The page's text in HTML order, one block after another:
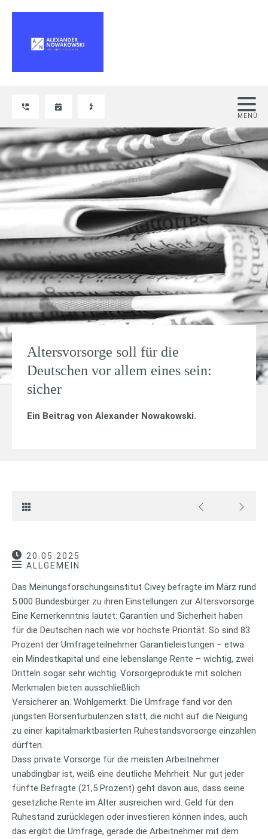
Altersvorsorge soll für die
Deutschen vor allem eines sein:
sicher
Ein Beitrag von Alexander Nowakowski.
20.05.2025
ALLGEMEIN
Das Meinungsforschungsinstitut Civey befragte im März rund
5.000 Bundesbürger zu ihren Einstellungen zur Altersvorsorge.
Eine Kernerkenntnis lautet: Garantien und Sicherheit haben
für die Deutschen nach wie vor höchste Priorität. So sind 83
Prozent der Umfrageteilnehmer Garantieleistungen – etwa
ein Mindestkapital und eine lebenslange Rente – wichtig, zwei
Dritteln sogar sehr wichtig. Vorsorgeprodukte mit solchen
Merkmalen bieten ausschließlich
Versicherer an. Wohlgemerkt: Die Umfrage fand vor den
jüngsten Börsenturbulenzen statt, die nicht auf die Neigung
zu einer kapitalmarktbasierten Ruhestandsvorsorge einzahlen
dürften.
Dass private Vorsorge für die meisten Arbeitnehmer
unabdingbar ist, weiß eine deutliche Mehrheit: Nur gut jeder
fünfte Befragte (21,5 Prozent) geht davon aus, dass seine
gesetzliche Rente im Alter ausreichen wird. Geld für den
Ruhestand zurücklegen oder investieren können indes, auch
das ergibt die Umfrage, gerade die Arbeitnehmer mit dem